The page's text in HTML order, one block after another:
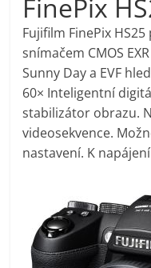
pračky,
televize,
mobilní
FinePix
Fujifilm FinePix
snímačem CMOS
Sunny Day a EVF
60× Inteligentní
stabilizátor obrazu.
videosekvence.
nastavení. K